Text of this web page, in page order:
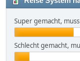
Super gemacht,
Schlecht gemacht,